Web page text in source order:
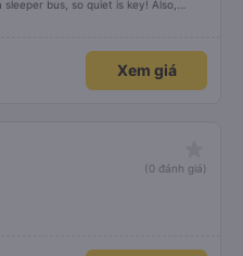
bus, so quiet is key! Also,
inside the cabin for convenience. I
âm thanh điện thoại) vào ban đêm
Ngoài ra, nhà xe nên dán sẵn mật
dàng sử dụng. Tôi vẫn sẽ tiếp tục ủng
Xem giá
(0 đánh giá)